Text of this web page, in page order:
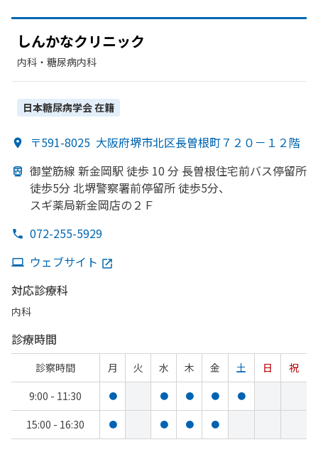
しんかなクリニック
内科・​糖尿病内科
日本糖尿病学会在籍
〒591-8025 大阪府堺市北区長曽根町７２０－１２階
御堂筋線 新金岡駅 徒歩 10 分 長曽根住宅前バス停留所
徒歩5分 北堺警察署前停留所 徒歩5分、
スギ薬局新金岡店の ２Ｆ
072-255-5929
ウェブサイト
対応診療科
内科
診療時間
診察時間 月 火 水 木 金 土 日
祝
9:00 - 11:30
● ● ● ● ●
15:00 - 16:30 ● ● ● ●